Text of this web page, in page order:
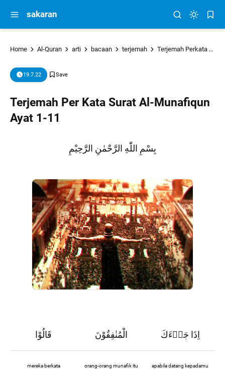
sakaran
Home Al-Quran arti bacaan terjemah Terjemah Perkata
19.7.22
Terjemah Per Kata Surat Al-Munafiqun
Ayat 1-11
بِسْمِ اللّٰهِ الرَّحْمٰنِ الرَّحِيْمِ
قَالُوْا الْمُنٰفِقُوْنَ اِذَا جَاۤءَكَ
mereka berkata orang-orang munafik itu apabila datang kepadamu